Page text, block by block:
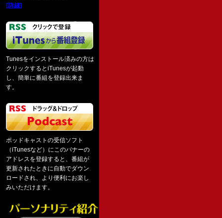
[詳細]
Tunesをインストール済みの方は
クリックするとiTunesが起動
し、簡単に番組を登録出来ま
す。
ポッドキャストの受信ソフト
（iTunesなど）にこのバナーの
アドレスを登録すると、番組が
更新されたときに自動でダウン
ロードされ、より便利にお楽し
みいただけます。